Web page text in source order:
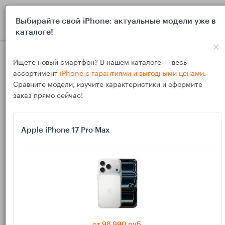
Блог Обзоры iPhone и Samsung Galaxy: сколько
04
iPhone и Samsung Galaxy: сколько
оперативной памяти реально нужно без
Выбирайте свой iPhone: актуальные модели уже в
каталоге!
×
Ищете новый смартфон? В нашем каталоге — весь
ассортимент iPhone с гарантиями и выгодными ценами.
Сравните модели, изучите характеристики и оформите
заказ прямо сейчас!
Apple iPhone 17 Pro Max